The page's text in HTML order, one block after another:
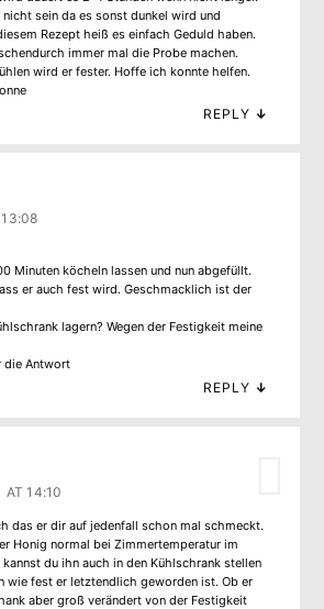
sein da es sonst dunkel wird und
Rezept heiß es einfach Geduld haben.
immer mal die Probe machen.
wird er fester. Hoffe ich konnte helfen.
REPLY ↓
Minuten köcheln lassen und nun abgefüllt.
er auch fest wird. Geschmacklich ist der
lagern? Wegen der Festigkeit meine
die Antwort
REPLY ↓
AT 14:10
das er dir auf jedenfall schon mal schmeckt.
Honig normal bei Zimmertemperatur im
kannst du ihn auch in den Kühlschrank stellen
wie fest er letztendlich geworden ist. Ob er
aber groß verändert von der Festigkeit